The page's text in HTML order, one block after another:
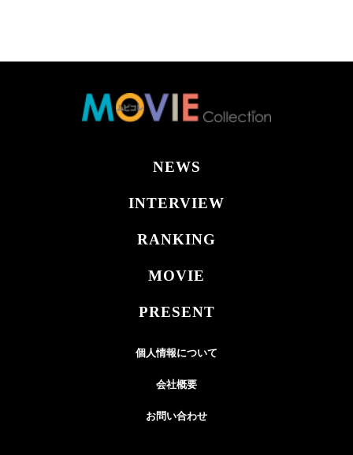
NEWS
INTERVIEW
RANKING
MOVIE
PRESENT
個人情報について
会社概要
お問い合わせ